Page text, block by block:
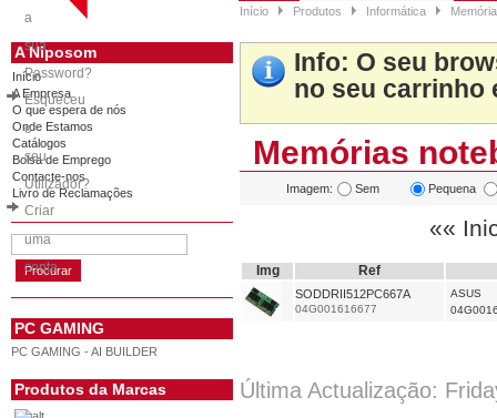
a
sua
Password?
Esqueceu
o
seu
Utilizador?
Criar
uma
conta
Início Produtos Informática
A Niposom
Início
A Empresa
O que espera de nós
Onde Estamos
Catálogos
Bolsa de Emprego
Contacte-nos
Livro de Reclamações
PC GAMING
PC GAMING - AI BUILDER
Produtos da Marcas
Info: O seu
no seu carrinho
Memórias
Imagem: Sem Pequena
««
Img Ref
SODDRII512PC667A
04G001616677
ASUS
Última Actualização: